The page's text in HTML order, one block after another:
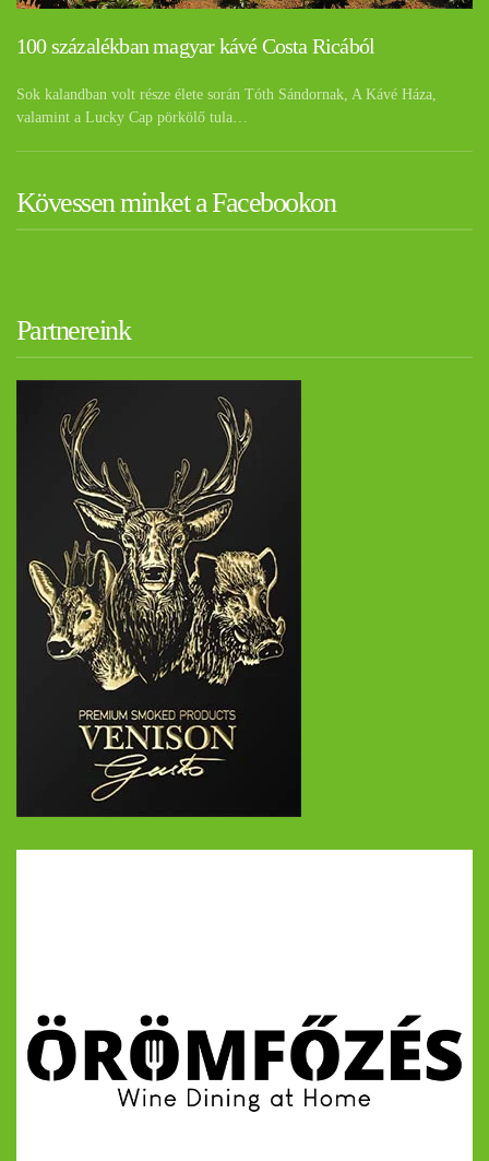
100 százalékban magyar kávé Costa Ricából
Sok kalandban volt része élete során Tóth Sándornak, A Kávé Háza,
valamint a Lucky Cap pörkölő tula…
Kövessen minket a Facebookon
Partnereink